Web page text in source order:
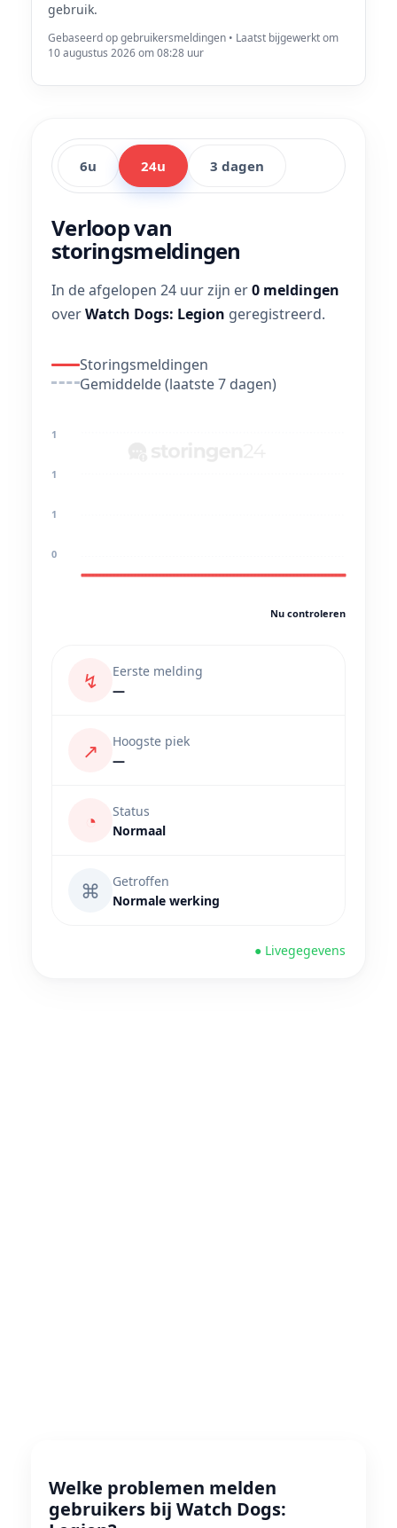
gebruik.
Gebaseerd op gebruikersmeldingen • Laatst bijgewerkt om
10 augustus 2026 om 08:28 uur
6u 24u 3 dagen
Verloop van
storingsmeldingen
In de afgelopen 24 uur zijn er0 meldingen
overWatch Dogs: Legion geregistreerd.
Storingsmeldingen
Gemiddelde (laatste 7 dagen)
1
1
1
0
Nu controleren
↯
Eerste melding
—
↗
Hoogste piek
—
◔
Status
Normaal
⌘
Getroffen
Normale werking
● Livegegevens
Welke problemen melden
gebruikers bij Watch Dogs: